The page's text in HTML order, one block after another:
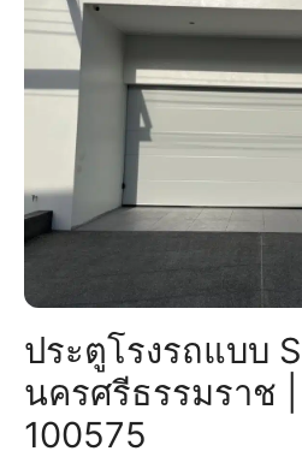
ประตูโรงรถแบบ
นครศรีธรรมราช
100575